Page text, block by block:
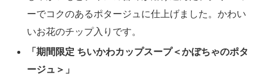
ーでコクのあるポタージュに仕上げました。かわい
いお花のチップ入りです。
「期間限定 ちいかわカップスープ＜かぼちゃのポタ
ージュ＞」